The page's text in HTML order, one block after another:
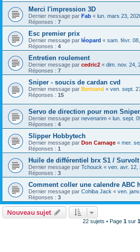
Merci l'impression 3D
Dernier message par Fab « lun. mars 23,
Réponses : 7
Esc premier prix
Dernier message par léopard « sam. févr.
Réponses : 4
Entretien roulement
Dernier message par cedric2 « dim. nov. 24,
Réponses : 7
Sniper - soucis de cardan cvd
Dernier message par Bertrand « ven. sept.
Réponses : 15
Servo de direction pour mon Sniper
Dernier message par nevenarim « lun. sept.
Réponses : 4
Slipper Hobbytech
Dernier message par Don Carnage « mer.
Réponses : 1
Huile de différentiel brx S1 / Survolt
Dernier message par Tchouck « ven. avr. 12,
Réponses : 3
Comment coller une calendre ABC
Dernier message par Cohiba Jack « ven.
Réponses : 3
Nouveau sujet
22 sujets • Page 1 sur 1